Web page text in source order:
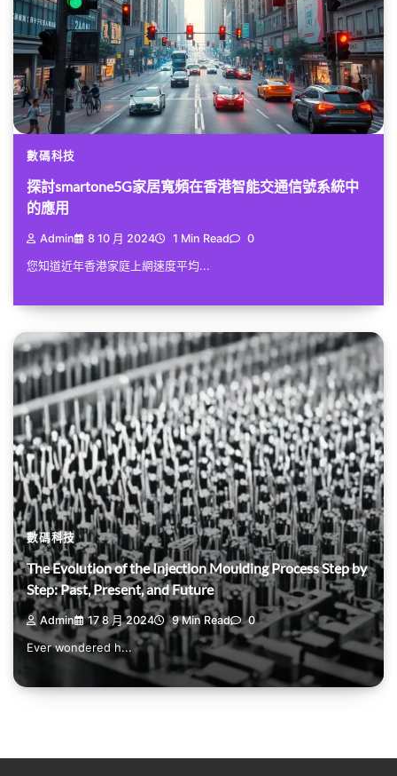
數碼科技
探討smartone5G家居寬頻在香港智能交通信號系統中
的應用
Admin 8 10 月 2024 1 Min Read 0
您知道近年香港家庭上網速度平均...
數碼科技
The Evolution of the Injection Moulding Process Step by
Step: Past, Present, and Future
Admin 17 8 月 2024 9 Min Read 0
Ever wondered h...